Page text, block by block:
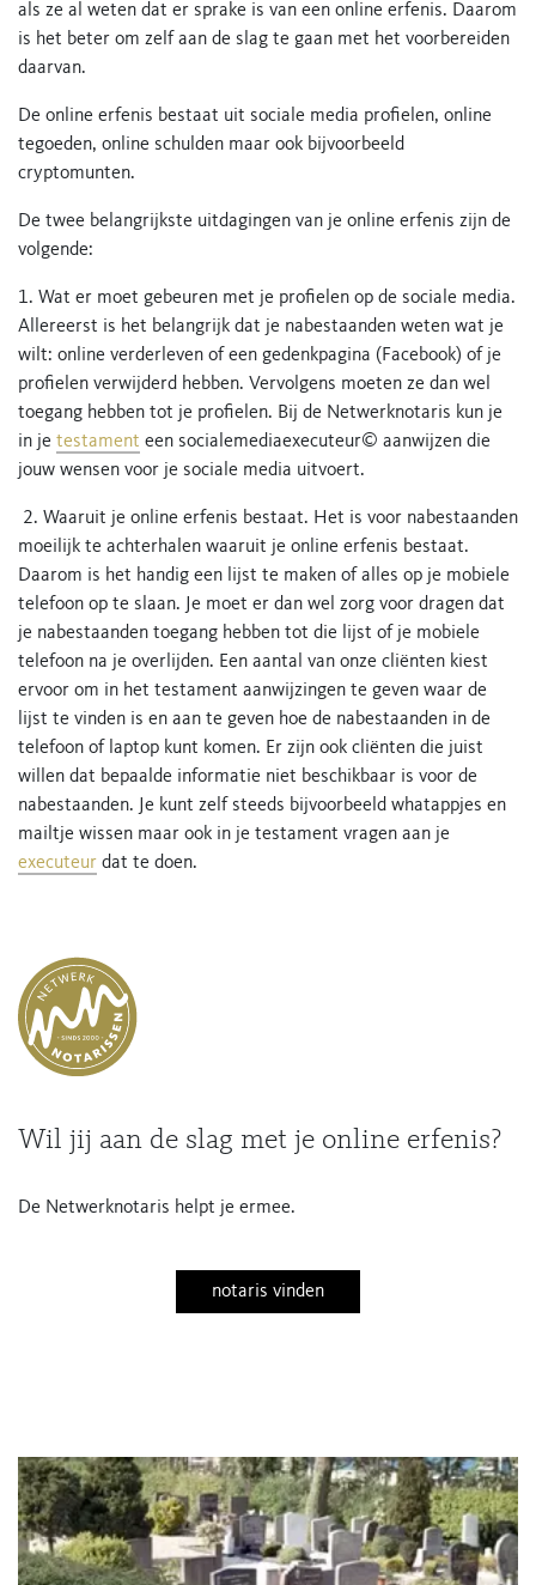
als ze al weten dat er sprake is van een online erfenis. Daarom
is het beter om zelf aan de slag te gaan met het voorbereiden
daarvan.
De online erfenis bestaat uit sociale media profielen, online
tegoeden, online schulden maar ook bijvoorbeeld
cryptomunten.
De twee belangrijkste uitdagingen van je online erfenis zijn de
volgende:
1. Wat er moet gebeuren met je profielen op de sociale media.
Allereerst is het belangrijk dat je nabestaanden weten wat je
wilt: online verderleven of een gedenkpagina (Facebook) of je
profielen verwijderd hebben. Vervolgens moeten ze dan wel
toegang hebben tot je profielen. Bij de Netwerknotaris kun je
in je testament een socialemediaexecuteur© aanwijzen die
jouw wensen voor je sociale media uitvoert.
2. Waaruit je online erfenis bestaat. Het is voor nabestaanden
moeilijk te achterhalen waaruit je online erfenis bestaat.
Daarom is het handig een lijst te maken of alles op je mobiele
telefoon op te slaan. Je moet er dan wel zorg voor dragen dat
je nabestaanden toegang hebben tot die lijst of je mobiele
telefoon na je overlijden. Een aantal van onze cliënten kiest
ervoor om in het testament aanwijzingen te geven waar de
lijst te vinden is en aan te geven hoe de nabestaanden in de
telefoon of laptop kunt komen. Er zijn ook cliënten die juist
willen dat bepaalde informatie niet beschikbaar is voor de
nabestaanden. Je kunt zelf steeds bijvoorbeeld whatappjes en
mailtje wissen maar ook in je testament vragen aan je
executeur dat te doen.
Wil jij aan de slag met je online erfenis?
De Netwerknotaris helpt je ermee.
notaris vinden